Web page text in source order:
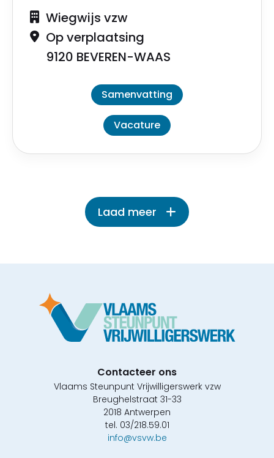
Wiegwijs vzw
Op verplaatsing
9120 BEVEREN-WAAS
Samenvatting
Vacature
Laad meer
Contacteer ons
Vlaams Steunpunt Vrijwilligerswerk vzw
Breughelstraat 31-33
2018 Antwerpen
tel. 03/218.59.01
info@vsvw.be